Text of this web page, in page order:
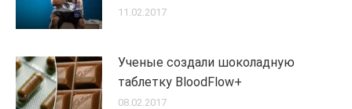
11.02.2017
Ученые создали шоколадную
таблетку BloodFlow+
08.02.2017